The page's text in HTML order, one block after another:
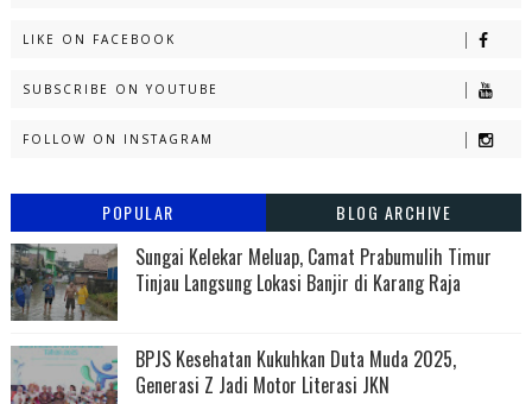
LIKE ON FACEBOOK
SUBSCRIBE ON YOUTUBE
FOLLOW ON INSTAGRAM
POPULAR BLOG ARCHIVE
Sungai Kelekar Meluap, Camat Prabumulih Timur
Tinjau Langsung Lokasi Banjir di Karang Raja
BPJS Kesehatan Kukuhkan Duta Muda 2025,
Generasi Z Jadi Motor Literasi JKN